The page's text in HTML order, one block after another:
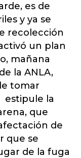
es de
y ya se
recolección
un plan
mañana
la ANLA,
tomar
estipule la
que
de
que se
de la fuga